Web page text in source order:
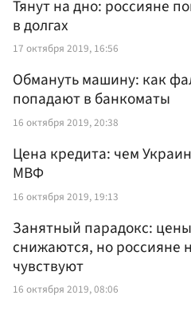
Тянут на дно: россияне
в долгах
17 октября 2019, 16:56
Обмануть машину: как
попадают в банкоматы
16 октября 2019, 20:38
Цена кредита: чем
МВФ
16 октября 2019, 19:13
Занятный парадокс: цены
снижаются, но россияне
чувствуют
16 октября 2019, 08:06